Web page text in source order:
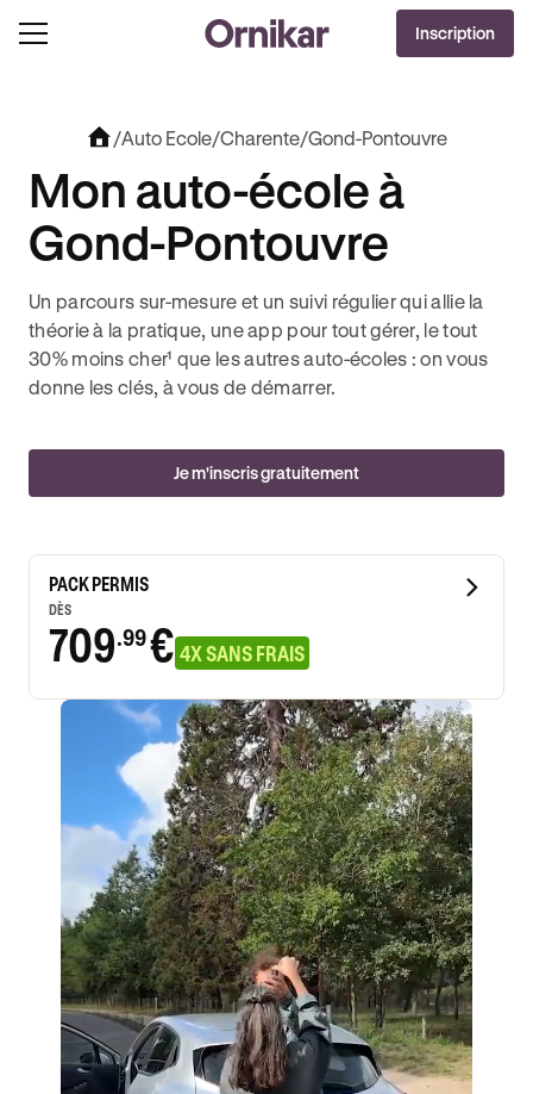
OFFRE EXCLUSIVE
OFFERTS AVEC REVOLUT + 3 MOIS DEEZER PREMIUM OFFERTS* !J'EN PROFITE !
Inscription
/Auto Ecole/Charente/Gond-Pontouvre
Mon auto-école à
Gond-Pontouvre
Un parcours sur-mesure et un suivi régulier qui allie la
théorie à la pratique, une app pour tout gérer, le tout
30% moins cher¹ que les autres auto-écoles : on vous
donne les clés, à vous de démarrer.
Je m'inscris gratuitement
PACK PERMIS
DÈS
709.99€ 4X SANS FRAIS